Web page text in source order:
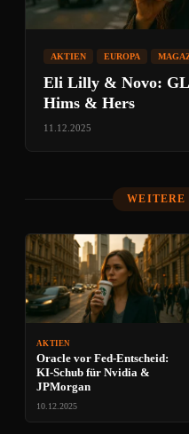
AKTIEN EUROPA
Eli Lilly & Novo:
Hims & Hers
11.12.2025
WEITERE
AKTIEN
Oracle vor Fed-Entscheid:
KI-Schub für Nvidia &
JPMorgan
10.12.2025